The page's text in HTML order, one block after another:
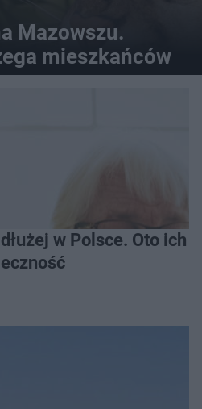
Mazowszu.
mieszkańców
w Polsce. Oto ich